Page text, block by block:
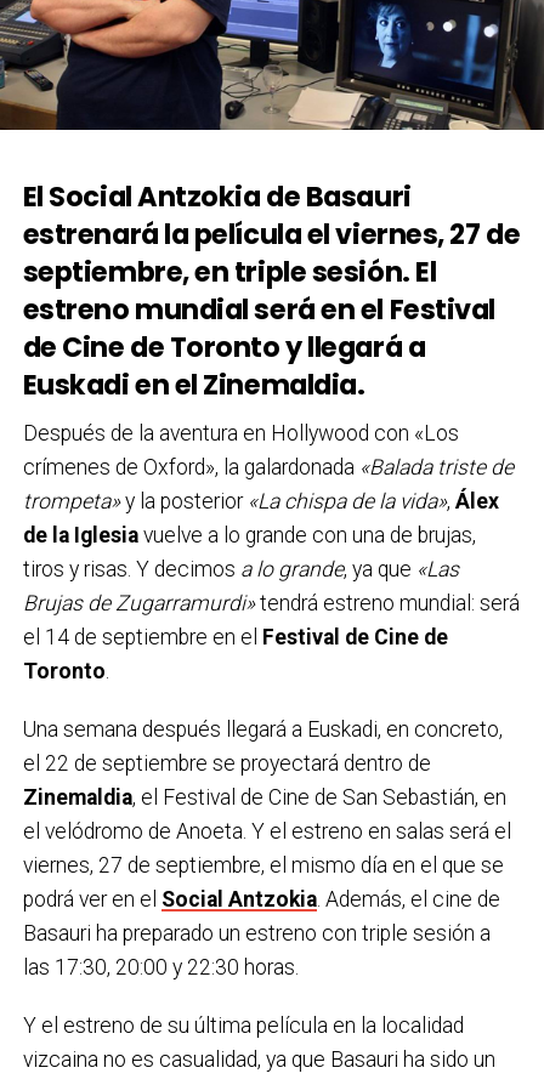
El Social Antzokia de Basauri
estrenará la película el viernes, 27 de
septiembre, en triple sesión. El
estreno mundial será en el Festival
de Cine de Toronto y llegará a
Euskadi en el Zinemaldia.
Después de la aventura en Hollywood con «Los
crímenes de Oxford», la galardonada «Balada triste de
trompeta»y la posterior «La chispa de la vida», Álex
de la Iglesiavuelve a lo grande con una de brujas,
tiros y risas. Y decimos a lo grande, ya que «Las
Brujas de Zugarramurdi»tendrá estreno mundial: será
el 14 de septiembre en el Festival de Cine de
Toronto
Una semana después llegará a Euskadi, en concreto,
el 22 de septiembre se proyectará dentro de
Zinemaldia, el Festival de Cine de San Sebastián, en
el velódromo de Anoeta. Y el estreno en salas será el
viernes, 27 de septiembre, el mismo día en el que se
podrá ver en el Social Antzokia. Además, el cine de
Basauri ha preparado un estreno con triple sesión a
las 17:30, 20:00 y 22:30 horas.
Y el estreno de su última película en la localidad
vizcaina no es casualidad, ya que Basauri ha sido un